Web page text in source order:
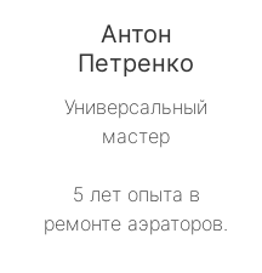
Антон
Петренко
Универсальный
мастер
5 лет опыта в
ремонте аэраторов.